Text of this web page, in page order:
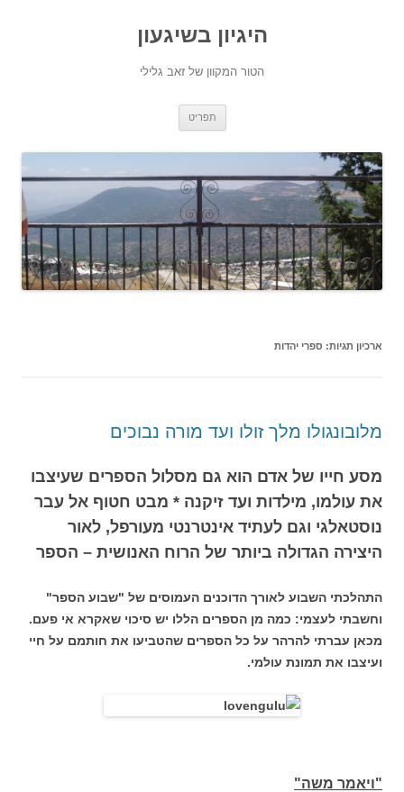
היגיון בשיגעון
הטור המקוון של זאב גלילי
תפריט
ארכיון תגיות: ספרי יהדות
מלובונגולו מלך זולו ועד מורה נבוכים
מסע חייו של אדם הוא גם מסלול הספרים שעיצבו
את עולמו, מילדות ועד זיקנה * מבט חטוף אל עבר
נוסטאלגי וגם לעתיד אינטרנטי מעורפל, לאור
היצירה הגדולה ביותר של הרוח האנושית – הספר
התהלכתי השבוע לאורך הדוכנים העמוסים של "שבוע הספר"
וחשבתי לעצמי: כמה מן הספרים הללו יש סיכוי שאקרא אי פעם.
מכאן עברתי להרהר על כל הספרים שהטביעו את חותמם על חיי
ועיצבו את תמונת עולמי.
"ויאמר משה"